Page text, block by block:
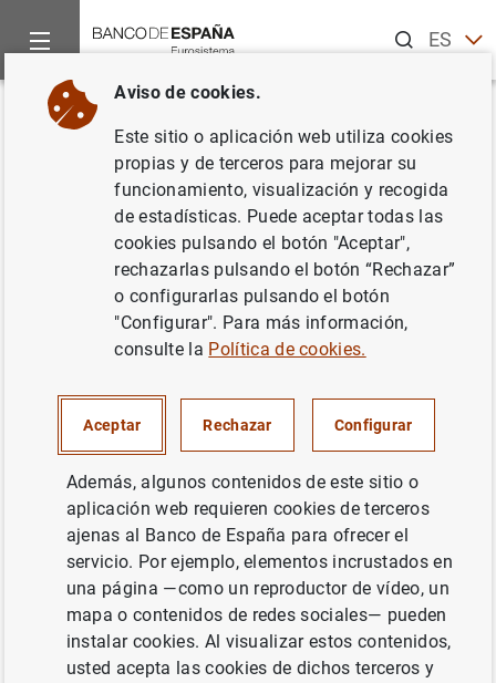
ESEN
Inicio Noticias y eventos
Volver
Balanza de pagos de la zona del
euro en febrero de 2011 y
posición de inversión
internacional al final del cuarto
trimestre de 2010
Balanza de pagos de la zona del euro en
febrero de 2011 y posición de inversión
internacional al final del cuarto trimestre de
2010 (165KB)
Aviso de cookies.
Este sitio o aplicación web utiliza cookies
propias y de terceros para mejorar su
funcionamiento, visualización y recogida
de estadísticas. Puede aceptar todas las
cookies pulsando el botón "Aceptar",
rechazarlas pulsando el botón “Rechazar”
o configurarlas pulsando el botón
"Configurar". Para más información,
consulte la Política de cookies.
Aceptar Rechazar Configurar
Además, algunos contenidos de este sitio o
aplicación web requieren cookies de terceros
ajenas al Banco de España para ofrecer el
servicio. Por ejemplo, elementos incrustados en
una página —como un reproductor de vídeo, un
mapa o contenidos de redes sociales— pueden
instalar cookies. Al visualizar estos contenidos,
usted acepta las cookies de dichos terceros y